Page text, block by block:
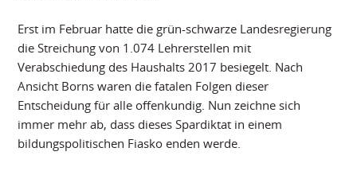
Erst im Februar hatte die grün-schwarze Landesregierung
die Streichung von 1.074 Lehrerstellen mit
Verabschiedung des Haushalts 2017 besiegelt. Nach
Ansicht Borns waren die fatalen Folgen dieser
Entscheidung für alle offenkundig. Nun zeichne sich
immer mehr ab, dass dieses Spardiktat in einem
bildungspolitischen Fiasko enden werde.